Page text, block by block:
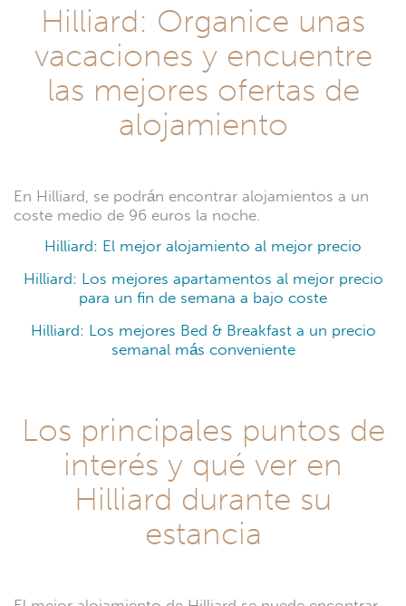
Hilliard: Organice unas
vacaciones y encuentre
las mejores ofertas de
alojamiento
En Hilliard, se podrán encontrar alojamientos a un
coste medio de 96 euros la noche.
Hilliard: El mejor alojamiento al mejor precio
Hilliard: Los mejores apartamentos al mejor precio
para un fin de semana a bajo coste
Hilliard: Los mejores Bed & Breakfast a un precio
semanal más conveniente
Los principales puntos de
interés y qué ver en
Hilliard durante su
estancia